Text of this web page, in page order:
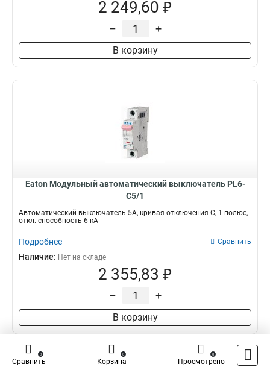
2 249,60 ₽
– +
В корзину
Eaton Модульный автоматический выключатель PL6-
C5/1
Автоматический выключатель 5А, кривая отключения C, 1 полюс,
откл. способность 6 кА
Подробнее Сравнить
Наличие: Нет на складе
2 355,83 ₽
– +
В корзину
Сравнить
0
Корзина
0
Просмотрено
0